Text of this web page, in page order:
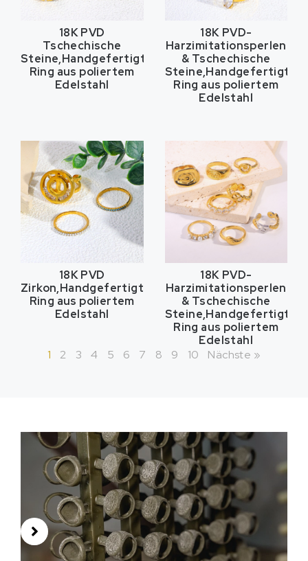
18K PVD
Tschechische
Steine,Handgefertigter
Ring aus poliertem
Edelstahl
18K PVD-
Harzimitationsperlen
& Tschechische
Steine,Handgefertigter
Ring aus poliertem
Edelstahl
18K PVD
Zirkon,Handgefertigter
Ring aus poliertem
Edelstahl
18K PVD-
Harzimitationsperlen
& Tschechische
Steine,Handgefertigter
Ring aus poliertem
Edelstahl
1
2 3 4 5 6 7 8 9 10 Nächste »